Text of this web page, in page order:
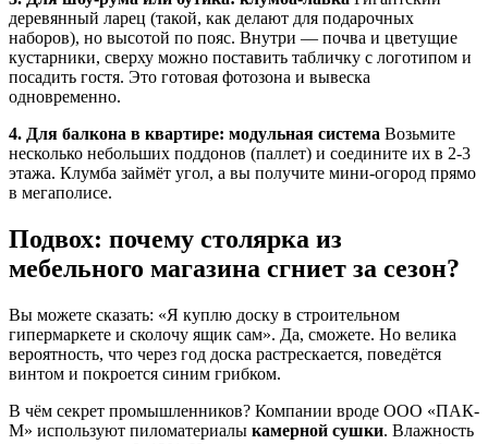
деревянный ларец (такой, как делают для подарочных
наборов), но высотой по пояс. Внутри — почва и цветущие
кустарники, сверху можно поставить табличку с логотипом и
посадить гостя. Это готовая фотозона и вывеска
одновременно.
4. Для балкона в квартире: модульная система Возьмите
несколько небольших поддонов (паллет) и соедините их в 2-3
этажа. Клумба займёт угол, а вы получите мини-огород прямо
в мегаполисе.
Подвох: почему столярка из
мебельного магазина сгниет за сезон?
Вы можете сказать: «Я куплю доску в строительном
гипермаркете и сколочу ящик сам». Да, сможете. Но велика
вероятность, что через год доска растрескается, поведётся
винтом и покроется синим грибком.
В чём секрет промышленников? Компании вроде ООО «ПАК-
М» используют пиломатериалы камерной сушки. Влажность